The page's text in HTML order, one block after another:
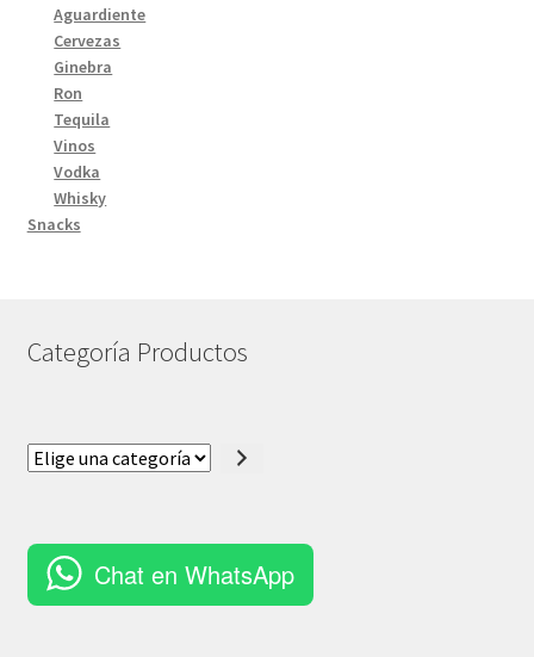
Aguardiente
Cervezas
Ginebra
Ron
Tequila
Vinos
Vodka
Whisky
Snacks
Categoría Productos
Elige
Chat en WhatsApp